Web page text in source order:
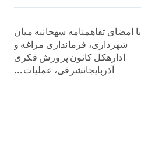
با امضای تفاهمنامه سهجانبه میان
شهرداری، فرمانداری مراغه و
ادارهکل کانون پرورش فکری
آذربایجانشرقی، عملیات...